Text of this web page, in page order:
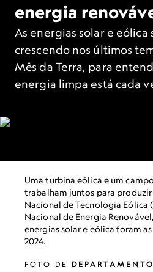
energia
As energias solar e eólica
crescendo nos últimos
Mês da Terra, para
energia limpa está cada
Uma turbina eólica e um
trabalham juntos para
Nacional de Tecnologia Eólica
Nacional de Energia
energias solar e eólica foram
2024.
FOTO DE